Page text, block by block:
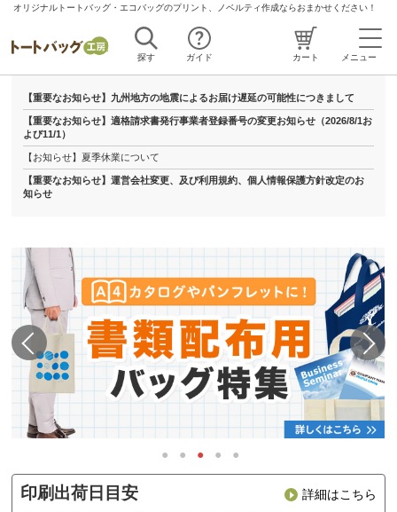
オリジナルトートバッグ・エコバッグのプリント、ノベルティ作成ならおまかせください！
探す ガイド カート メニュー
【重要なお知らせ】九州地方の地震によるお届け遅延の可能性につきまして
【重要なお知らせ】適格請求書発行事業者登録番号の変更お知らせ（2026/8/1お
よび11/1）
【お知らせ】夏季休業について
【重要なお知らせ】運営会社変更、及び利用規約、個人情報保護方針改定のお
知らせ
印刷出荷日目安 詳細はこちら